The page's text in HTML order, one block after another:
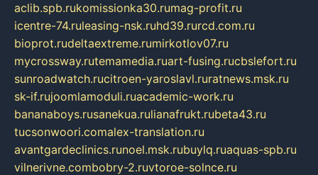
aclib.spb.rukomissionka30.rumag-profit.ru
icentre-74.ruleasing-nsk.ruhd39.rurcd.com.ru
bioprot.rudeltaextreme.rumirkotlov07.ru
mycrossway.rutemamedia.ruart-fusing.rucbslefort.ru
sunroadwatch.rucitroen-yaroslavl.ruratnews.msk.ru
sk-if.rujoomlamoduli.ruacademic-work.ru
bananaboys.rusanekua.rulianafrukt.rubeta43.ru
tucsonwoori.comalex-translation.ru
avantgardeclinics.runoel.msk.rubuylq.ruaquas-spb.ru
vilnerivne.combobry-2.ruvtoroe-solnce.ru